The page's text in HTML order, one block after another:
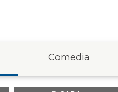
Comedia